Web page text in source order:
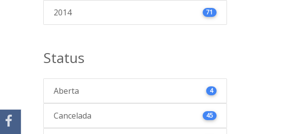
2014 71
Status
Aberta 4
Cancelada 45